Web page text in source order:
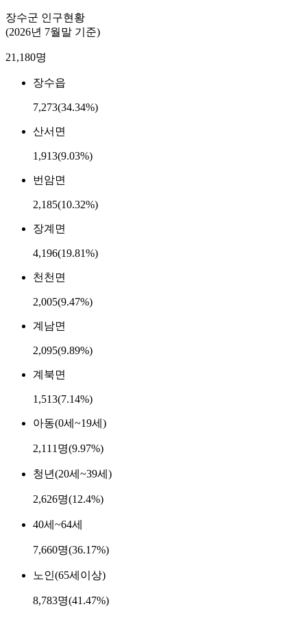
장수군 인구현황
(2026년 7월말 기준)
21,180명
장수읍
7,273(34.34%)
산서면
1,913(9.03%)
번암면
2,185(10.32%)
장계면
4,196(19.81%)
천천면
2,005(9.47%)
계남면
2,095(9.89%)
계북면
1,513(7.14%)
아동(0세~19세)
2,111명(9.97%)
청년(20세~39세)
2,626명(12.4%)
40세~64세
7,660명(36.17%)
노인(65세이상)
8,783명(41.47%)